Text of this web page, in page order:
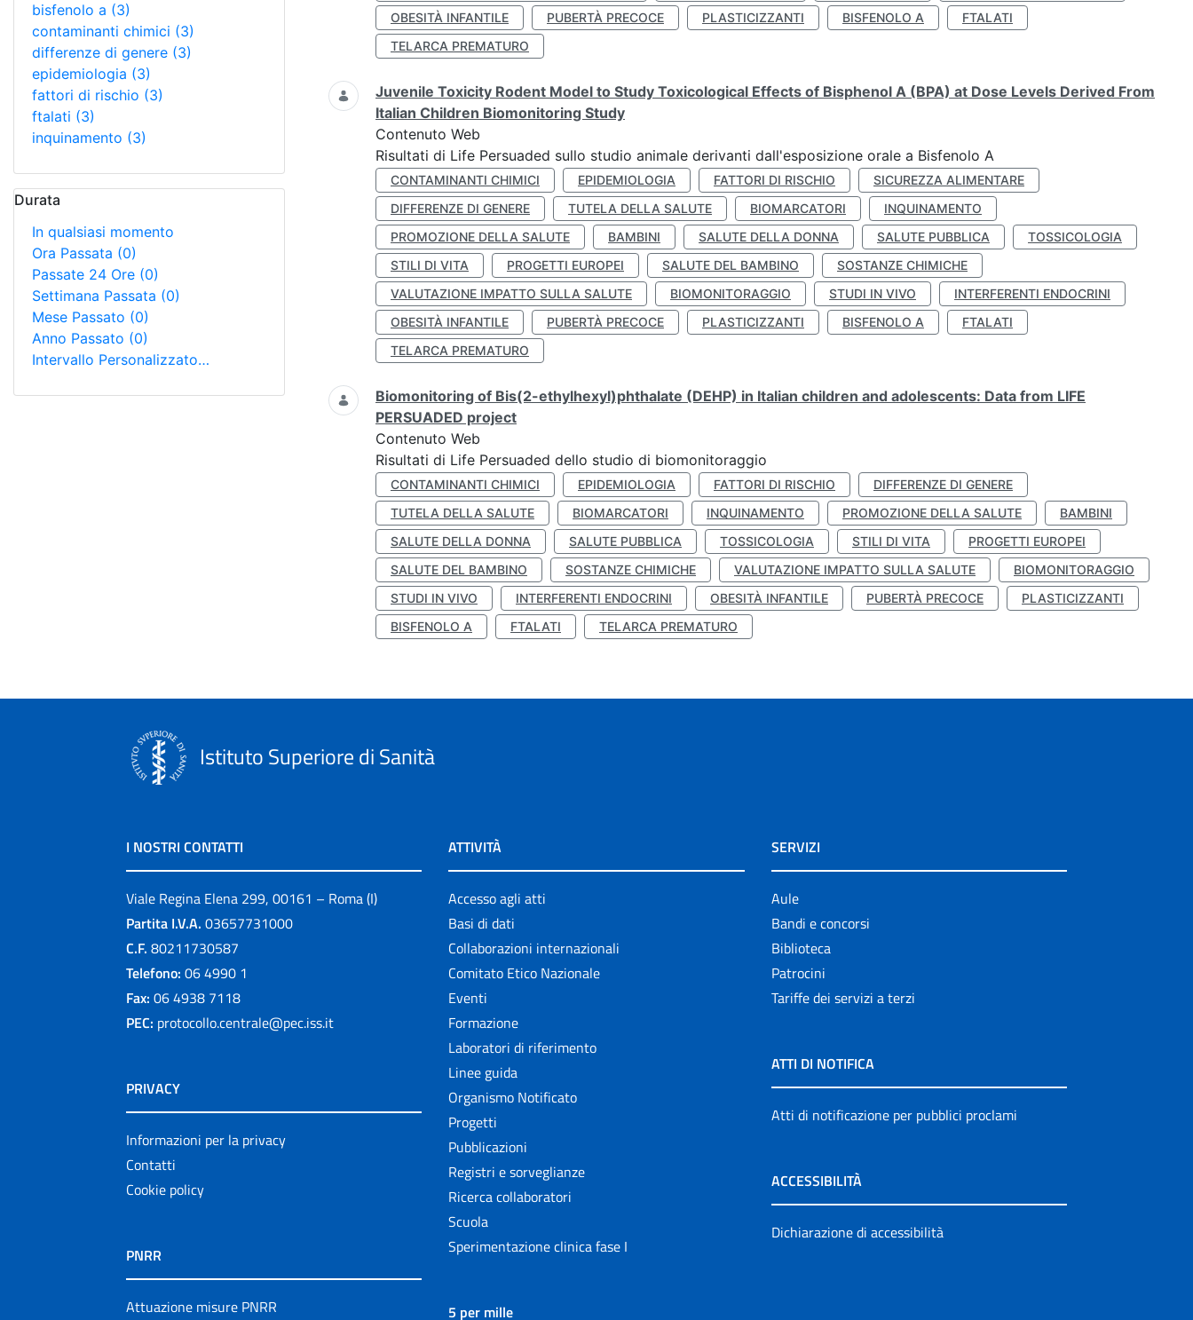
bisfenolo a (3)
contaminanti chimici (3)
differenze di genere (3)
epidemiologia (3)
fattori di rischio (3)
ftalati (3)
inquinamento (3)
Durata
In qualsiasi momento
Ora Passata (0)
Passate 24 Ore (0)
Settimana Passata (0)
Mese Passato (0)
Anno Passato (0)
Intervallo Personalizzato…
OBESITÀ INFANTILE
PUBERTÀ PRECOCE PLASTICIZZANTI BISFENOLO A
FTALATI
TELARCA PREMATURO
Juvenile Toxicity Rodent Model to Study Toxicological Effects of Bisphenol A (BPA) at Dose Levels Derived From
Italian Children Biomonitoring Study
Contenuto Web
Risultati di Life Persuaded sullo studio animale derivanti dall'esposizione orale a Bisfenolo A
CONTAMINANTI CHIMICI EPIDEMIOLOGIA FATTORI DI RISCHIO
SICUREZZA ALIMENTARE
DIFFERENZE DI GENERE
TUTELA DELLA SALUTE BIOMARCATORI
INQUINAMENTO
PROMOZIONE DELLA SALUTE
BAMBINI SALUTE DELLA DONNA SALUTE PUBBLICA
TOSSICOLOGIA
STILI DI VITA
PROGETTI EUROPEI SALUTE DEL BAMBINO
SOSTANZE CHIMICHE
VALUTAZIONE IMPATTO SULLA SALUTE
BIOMONITORAGGIO STUDI IN VIVO
INTERFERENTI ENDOCRINI
OBESITÀ INFANTILE
PUBERTÀ PRECOCE PLASTICIZZANTI BISFENOLO A
FTALATI
TELARCA PREMATURO
Biomonitoring of Bis(2-ethylhexyl)phthalate (DEHP) in Italian children and adolescents: Data from LIFE
PERSUADED project
Contenuto Web
Risultati di Life Persuaded dello studio di biomonitoraggio
CONTAMINANTI CHIMICI EPIDEMIOLOGIA FATTORI DI RISCHIO
DIFFERENZE DI GENERE
TUTELA DELLA SALUTE
BIOMARCATORI INQUINAMENTO PROMOZIONE DELLA SALUTE
BAMBINI
SALUTE DELLA DONNA
SALUTE PUBBLICA TOSSICOLOGIA STILI DI VITA
PROGETTI EUROPEI
SALUTE DEL BAMBINO
SOSTANZE CHIMICHE VALUTAZIONE IMPATTO SULLA SALUTE
BIOMONITORAGGIO
STUDI IN VIVO
INTERFERENTI ENDOCRINI OBESITÀ INFANTILE PUBERTÀ PRECOCE
PLASTICIZZANTI
BISFENOLO A
FTALATI TELARCA PREMATURO
Istituto Superiore di Sanità
I NOSTRI CONTATTI
Viale Regina Elena 299, 00161 – Roma (I)
Partita I.V.A. 03657731000
C.F. 80211730587
Telefono: 06 4990 1
Fax: 06 4938 7118
PEC: protocollo.centrale@pec.iss.it
PRIVACY
Informazioni per la privacy
Contatti
Cookie policy
PNRR
Attuazione misure PNRR
ATTIVITÀ
Accesso agli atti
Basi di dati
Collaborazioni internazionali
Comitato Etico Nazionale
Eventi
Formazione
Laboratori di riferimento
Linee guida
Organismo Notificato
Progetti
Pubblicazioni
Registri e sorveglianze
Ricerca collaboratori
Scuola
Sperimentazione clinica fase I
5 per mille
SERVIZI
Aule
Bandi e concorsi
Biblioteca
Patrocini
Tariffe dei servizi a terzi
ATTI DI NOTIFICA
Atti di notificazione per pubblici proclami
ACCESSIBILITÀ
Dichiarazione di accessibilità